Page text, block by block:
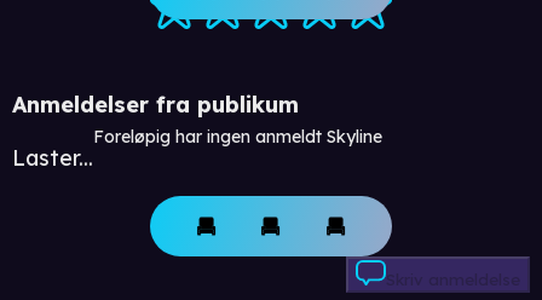
Anmeldelser fra publikum
Laster...
Foreløpig har ingen anmeldt Skyline
Skriv anmeldelse